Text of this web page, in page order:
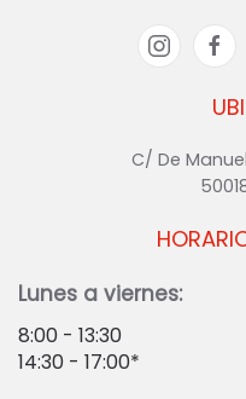
C/ De
Lunes a viernes:
8:00 - 13:30
14:30 - 17:00*